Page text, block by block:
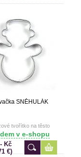
SNĚHULÁK
tvořítko na těsto
v e-shopu
Kč
€)